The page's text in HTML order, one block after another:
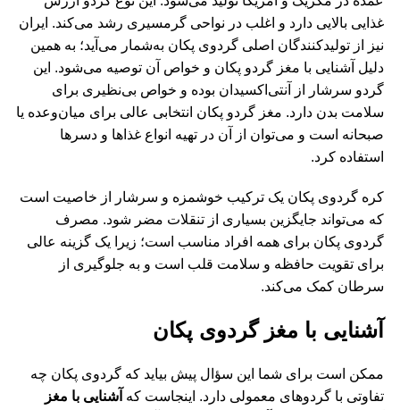
غذایی بالایی دارد و اغلب در نواحی گرمسیری رشد می‌کند. ایران
نیز از تولیدکنندگان اصلی گردوی پکان به‌شمار می‌آید؛ به همین
دلیل آشنایی با مغز گردو پکان و خواص آن توصیه می‌شود. این
گردو سرشار از آنتی‌اکسیدان بوده و خواص بی‌نظیری برای
سلامت بدن دارد. مغز گردو پکان انتخابی عالی برای میان‌وعده یا
صبحانه است و می‌توان از آن در تهیه انواع غذاها و دسرها
استفاده کرد.
کره گردوی پکان یک ترکیب خوشمزه و سرشار از خاصیت است
که می‌تواند جایگزین بسیاری از تنقلات مضر شود‌. مصرف
گردوی پکان برای همه افراد مناسب است؛ زیرا یک گزینه عالی
برای تقویت حافظه و سلامت قلب است و به جلوگیری از
سرطان کمک می‌کند.
آشنایی با مغز گردوی پکان
ممکن است برای شما این سؤال پیش بیاید که گردوی پکان چه
تفاوتی با گردوهای معمولی دارد. اینجاست که آشنایی با مغز